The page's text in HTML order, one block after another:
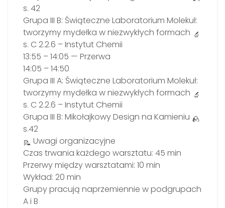
s. 42
Grupa III B: Świąteczne Laboratorium Molekuł:
tworzymy mydełka w niezwykłych formach
s. C 2.2.6 – Instytut Chemii
13:55 – 14:05 — Przerwa
14:05 – 14:50
Grupa III A: Świąteczne Laboratorium Molekuł:
tworzymy mydełka w niezwykłych formach
s. C 2.2.6 – Instytut Chemii
Grupa III B: Mikołajkowy Design na Kamieniu
s.42
Uwagi organizacyjne
Czas trwania każdego warsztatu: 45 min
Przerwy między warsztatami: 10 min
Wykład: 20 min
Grupy pracują naprzemiennie w podgrupach
A i B